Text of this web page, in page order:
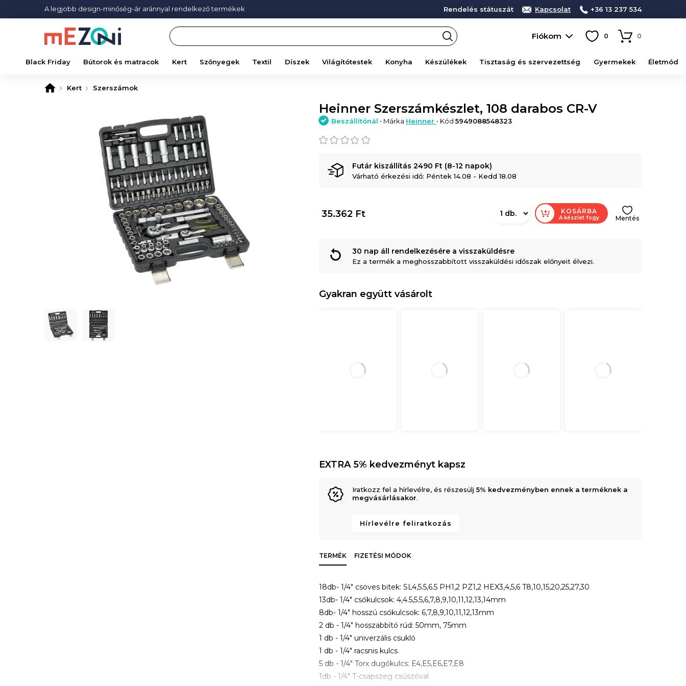
A legjobb design-minőség-ár aránnyal rendelkező termékek Rendelés státuszát Kapcsolat +36 13 237 534
Fiókom 0 0
Black Friday Bútorok és matracok Kert Szőnyegek Textil Díszek Világítótestek Konyha Készülékek Tisztaság és szervezettség Gyermekek Életmód
Kert Szerszámok
Heinner Szerszámkészlet, 108 darabos CR-V
Beszállítónál • Márka Heinner • Kód5949088548323
Futár kiszállítás 2490 Ft (8-12 napok)
Várható érkezési idő: Péntek 14.08 - Kedd 18.08
35.362 Ft KOSÁRBA
A készlet fogy Mentés
30 nap áll rendelkezésére a visszaküldésre
Ez a termék a meghosszabbított visszaküldési időszak előnyeit élvezi.
Gyakran együtt vásárolt
EXTRA 5% kedvezményt kapsz
Iratkozz fel a hírlevélre, és részesülj5% kedvezményben ennek a terméknek a
megvásárlásakor.
Hírlevélre feliratkozás
TERMÉK FIZETÉSI MÓDOK
18db- 1/4" csöves bitek: SL4,5.5,6.5 PH1,2 PZ1,2 HEX3,4,5,6 T8,10,15,20,25,27,30
13db- 1/4" csőkulcsok: 4,4.5,5.5,6,7,8,9,10,11,12,13,14mm
8db- 1/4" hosszú csőkulcsok: 6,7,8,9,10,11,12,13mm
2 db - 1/4" hosszabbító rúd: 50mm, 75mm
1 db - 1/4" univerzális csukló
1 db - 1/4" racsnis kulcs
5 db - 1/4" Torx dugókulcs: E4,E5,E6,E7,E8
1db - 1/4" T-csapszeg csúszóval